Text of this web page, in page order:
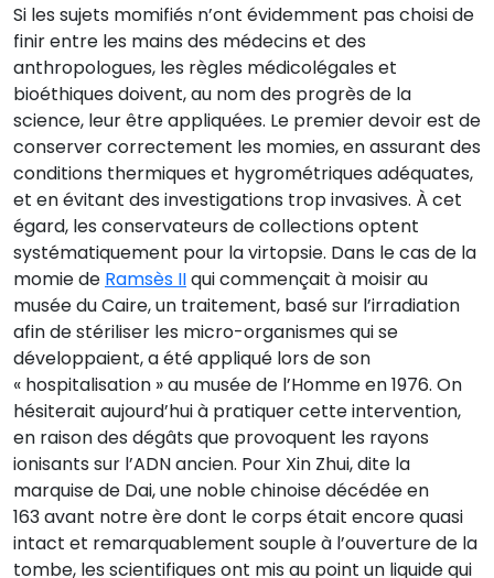
Si les sujets momifiés n’ont évidemment pas choisi de
finir entre les mains des médecins et des
anthropologues, les règles médicolégales et
bioéthiques doivent, au nom des progrès de la
science, leur être appliquées. Le premier devoir est de
conserver correctement les momies, en assurant des
conditions thermiques et hygrométriques adéquates,
et en évitant des investigations trop invasives. À cet
égard, les conservateurs de collections optent
systématiquement pour la virtopsie. Dans le cas de la
momie de Ramsès IIqui commençait à moisir au
musée du Caire, un traitement, basé sur l’irradiation
afin de stériliser les micro-organismes qui se
développaient, a été appliqué lors de son
« hospitalisation » au musée de l’Homme en 1976. On
hésiterait aujourd’hui à pratiquer cette intervention,
en raison des dégâts que provoquent les rayons
ionisants sur l’ADN ancien. Pour Xin Zhui, dite la
marquise de Dai, une noble chinoise décédée en
163 avant notre ère dont le corps était encore quasi
intact et remarquablement souple à l’ouverture de la
tombe, les scientifiques ont mis au point un liquide qui